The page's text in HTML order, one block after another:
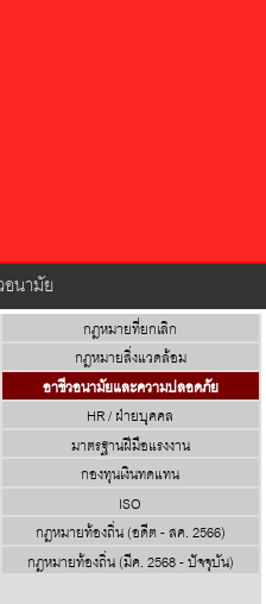
นามัย
กฎหมายที่ยกเลิก
กฎหมายสิ่งแวดล้อม
อาชีวอนามัยและความปลอดภัย
HR / ฝ่ายบุคคล
มาตรฐานฝีมือแรงงาน
กองทุนเงินทดแทน
ISO
กฎหมายท้องถิ่น (อดีต - สค. 2566)
กฎหมายท้องถิ่น (มีค. 2568 - ปัจจุบัน)